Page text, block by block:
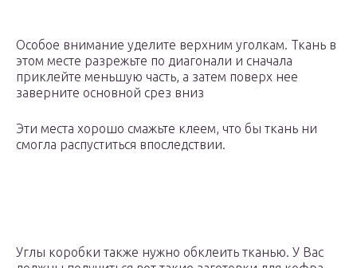
Особое внимание уделите верхним уголкам. Ткань в
этом месте разрежьте по диагонали и сначала
приклейте меньшую часть, а затем поверх нее
заверните основной срез вниз
Эти места хорошо смажьте клеем, что бы ткань ни
смогла распуститься впоследствии.
Углы коробки также нужно обклеить тканью. У Вас